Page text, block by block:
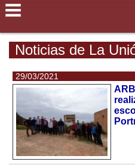
Noticias de La
29/03/2021